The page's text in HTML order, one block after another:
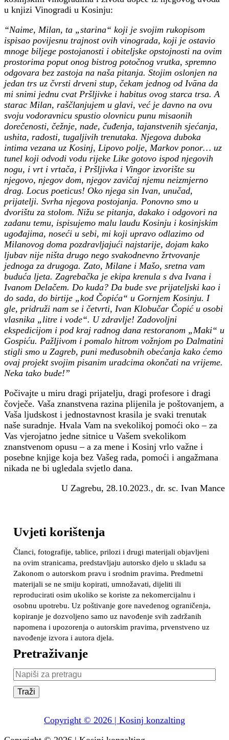
u knjizi Vinogradi u Kosinju:
“Naime, Milan, ta „starina“ koji je svojim rukopisom
ispisao povijesnu trajnost ovih vinograda, koji je ostavio
mnoge biljege postojanosti i obiteljske opstojnosti na ovim
prostorima poput onog bistrog potočnog vrutka, spremno
odgovara bez zastoja na naša pitanja. Stojim oslonjen na
jedan trs uz čvrsti drveni stup, čekam jednog od Ivāna da
mi snimi jednu cvat Pršljivke i habitus ovog starca trsa. A
starac Milan, raščlanjujem u glavi, već je davno na ovu
svoju vodoravnicu spustio olovnicu punu misaonih
dorečenosti, čežnje, nade, čuđenja, tajanstvenih sjećanja,
ushita, radosti, tugaljivih trenutaka. Njegova duboka
intima vezana uz Kosinj, Lipovo polje, Markov ponor… uz
tunel koji odvodi vodu rijeke Like gotovo ispod njegovih
nogu, i vrt i vrtača, i Pršljivka i Vingor izvorište su
njegovo, njegov dom, njegov zavičaj njemu neizmjerno
drag. Locus poeticus! Oko njega sin Ivan, unučad,
prijatelji. Svrha njegova postojanja. Ponovno smo u
dvorištu za stolom. Nižu se pitanja, dakako i odgovori na
zadanu temu, ispisujemo malu laudu Kosinju i kosinjskim
ugođajima, noseći u sebi, mi koji upravo odlazimo od
Milanovog doma pozdravljajući najstarije, dojam kako
ljubav nije ništa drugo nego svakodnevno žrtvovanje
jednoga za drugoga. Zato, Milane i Mašo, sretna vam
buduća ljeta. Zagrebačka je ekipa krenula s dva Ivana i
Ivanom Delačem. Do kuda? Da bude sve prijateljski kao i
do sada, do birtije „kod Čopića“ u Gornjem Kosinju. I
gle, pridruži nam se i četvrti, Ivan Klobučar Čopić u osobi
vlasnika „litre i vode“. U zdravlje! Zadovoljni
ekspedicijom i pod kraj radnog dana restoranom „Maki“ u
Gospiću. Pažljivom i pomalo hitrom vožnjom po Dalmatini
stigli smo u Zagreb, puni međusobnih obećanja kako ćemo
ovaj projekt svojim pisanim uradcima okončati na vrijeme.
Neka tako bude!”
Počivajte u miru dragi prijatelju, dragi profesore i dragi
čovječe. Vaša znanstvena razina plijenila je poštovanjem, a
Vaša ljudskost i jednostavnost krasila je svaki trenutak
naše suradnje. Hvala Vam na svekolikoj pomoći oko – za
Vas vjerojatno jedne sitnice u Vašem svekolikom
znanstvenom opusu – a za mene i Kosinj vrlo važne i
posebne knjige koja bez Vašeg rada, pomoći i angažmana
nikada ne bi ugledala svjetlo dana.
U Zagrebu, 28.10.2023., dr. sc. Ivan Mance
Uvjeti korištenja
Članci, fotografije, tablice, prilozi i drugi materijali objavljeni
na ovim stranicama, predstavljaju autorsko djelo u skladu sa
Zakonom o autorskom pravu i srodnim pravima. Predmetni
materijali se ne smiju kopirati, umnožavati, dijeliti ili
reproducirati osim ukoliko se koriste za nekomercijalnu i
osobnu upotrebu. Uz poštivanje gore navedenog ograničenja,
kopiranje je dozvoljeno samo uz navođenje svih zadržanih
napomena i upozorenja o autorskim pravima, prvenstveno uz
navođenje izvora i autora djela.
Pretraživanje
Pretraživanje:
Copyright © 2026 | Kosinj konzalting